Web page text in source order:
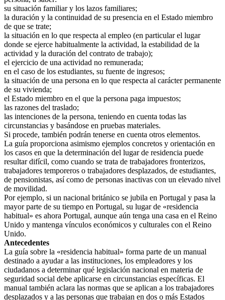
su situación familiar y los lazos familiares;
la duración y la continuidad de su presencia en el Estado miembro
de que se trate;
la situación en lo que respecta al empleo (en particular el lugar
donde se ejerce habitualmente la actividad, la estabilidad de la
actividad y la duración del contrato de trabajo);
el ejercicio de una actividad no remunerada;
en el caso de los estudiantes, su fuente de ingresos;
la situación de una persona en lo que respecta al carácter permanente
de su vivienda;
el Estado miembro en el que la persona paga impuestos;
las razones del traslado;
las intenciones de la persona, teniendo en cuenta todas las
circunstancias y basándose en pruebas materiales.
Si procede, también podrán tenerse en cuenta otros elementos.
La guía proporciona asimismo ejemplos concretos y orientación en
los casos en que la determinación del lugar de residencia puede
resultar difícil, como cuando se trata de trabajadores fronterizos,
trabajadores temporeros o trabajadores desplazados, de estudiantes,
de pensionistas, así como de personas inactivas con un elevado nivel
de movilidad.
Por ejemplo, si un nacional británico se jubila en Portugal y pasa la
mayor parte de su tiempo en Portugal, su lugar de «residencia
habitual» es ahora Portugal, aunque aún tenga una casa en el Reino
Unido y mantenga vínculos económicos y culturales con el Reino
Unido.
Antecedentes
La guía sobre la «residencia habitual» forma parte de un manual
destinado a ayudar a las instituciones, los empleadores y los
ciudadanos a determinar qué legislación nacional en materia de
seguridad social debe aplicarse en circunstancias específicas. El
manual también aclara las normas que se aplican a los trabajadores
desplazados y a las personas que trabajan en dos o más Estados